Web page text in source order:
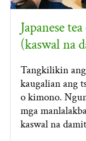
Japanese
(kaswal na
Tangkilikin ang
kaugalian ang
o kimono.
mga
kaswal na